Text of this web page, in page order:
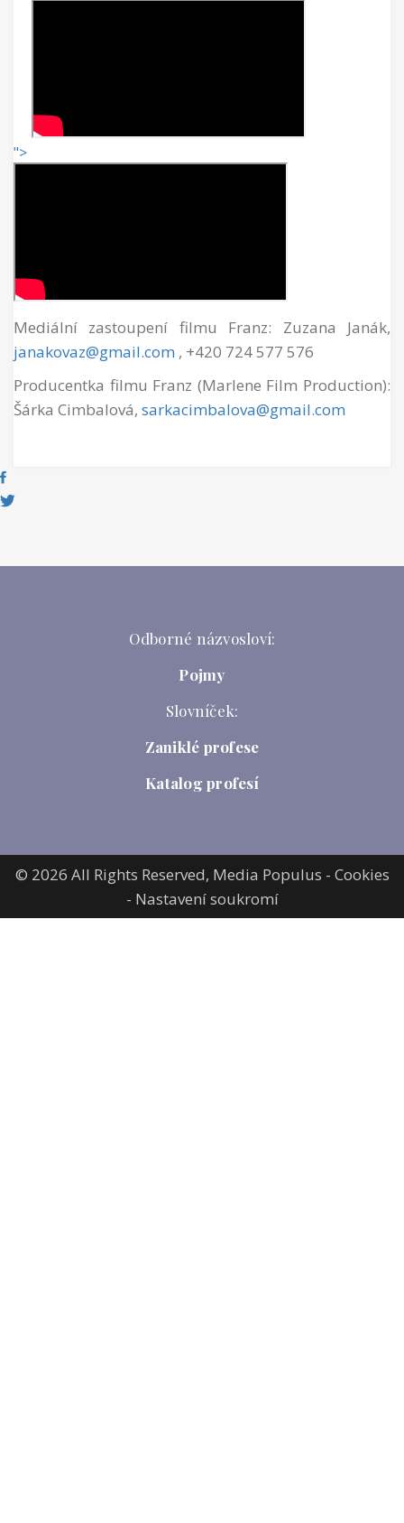
">
Mediální zastoupení filmu Franz: Zuzana Janák,
janakovaz@gmail.com , +420 724 577 576
Producentka filmu Franz (Marlene Film Production):
Šárka Cimbalová, sarkacimbalova@gmail.com
Odborné názvosloví:
Pojmy
Slovníček:
Zaniklé profese
Katalog profesí
© 2026 All Rights Reserved, Media Populus - Cookies
- Nastavení soukromí